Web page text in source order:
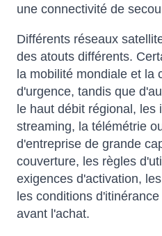
une connectivité de
Différents réseaux
des atouts différents.
la mobilité mondiale et la
d'urgence, tandis que
le haut débit régional, les
streaming, la télémétrie
d'entreprise de grande
couverture, les règles
exigences d'activation,
les conditions
avant l'achat.